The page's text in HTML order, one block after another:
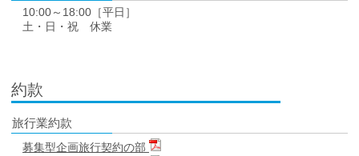
10:00～18:00［平日］
土・日・祝 休業
約款
旅行業約款
募集型企画旅行契約の部